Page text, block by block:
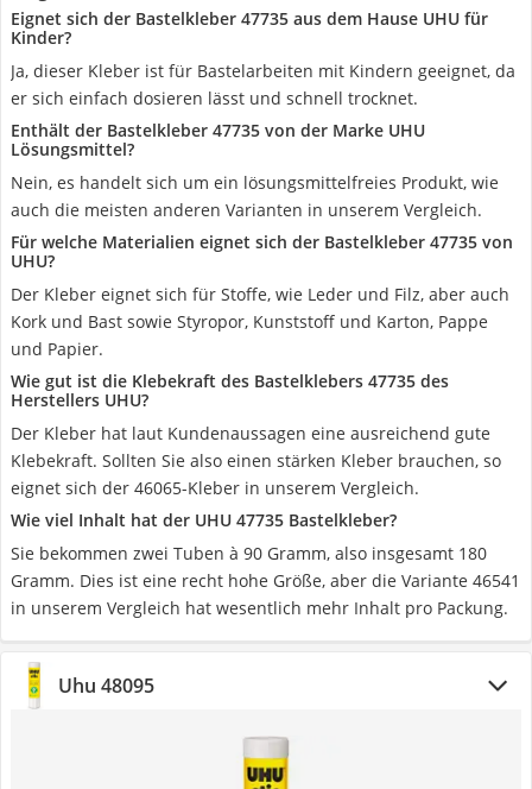
Eignet sich der Bastelkleber 47735 aus dem Hause UHU für
Kinder?
Ja, dieser Kleber ist für Bastelarbeiten mit Kindern geeignet, da
er sich einfach dosieren lässt und schnell trocknet.
Enthält der Bastelkleber 47735 von der Marke UHU
Lösungsmittel?
Nein, es handelt sich um ein lösungsmittelfreies Produkt, wie
auch die meisten anderen Varianten in unserem Vergleich.
Für welche Materialien eignet sich der Bastelkleber 47735 von
UHU?
Der Kleber eignet sich für Stoffe, wie Leder und Filz, aber auch
Kork und Bast sowie Styropor, Kunststoff und Karton, Pappe
und Papier.
Wie gut ist die Klebekraft des Bastelklebers 47735 des
Herstellers UHU?
Der Kleber hat laut Kundenaussagen eine ausreichend gute
Klebekraft. Sollten Sie also einen stärken Kleber brauchen, so
eignet sich der 46065-Kleber in unserem Vergleich.
Wie viel Inhalt hat der UHU 47735 Bastelkleber?
Sie bekommen zwei Tuben à 90 Gramm, also insgesamt 180
Gramm. Dies ist eine recht hohe Größe, aber die Variante 46541
in unserem Vergleich hat wesentlich mehr Inhalt pro Packung.
Uhu 48095